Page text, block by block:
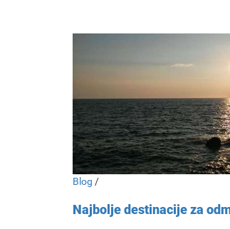
Blog /
Najbolje destinacije za